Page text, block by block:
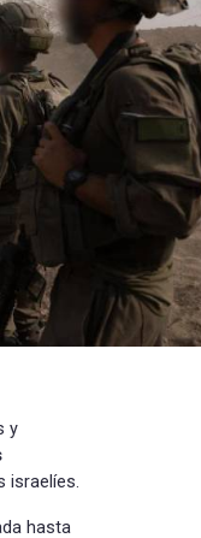
y
israelíes.
hasta